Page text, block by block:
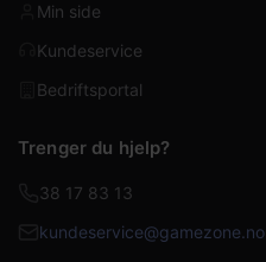
Min side
Kundeservice
Bedriftsportal
Trenger du hjelp?
38 17 83 13
kundeservice@gamezone.no